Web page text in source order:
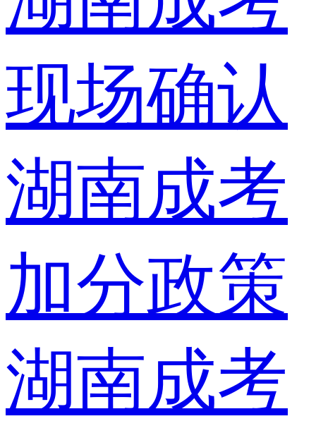
现场确认
湖南成考
加分政策
湖南成考